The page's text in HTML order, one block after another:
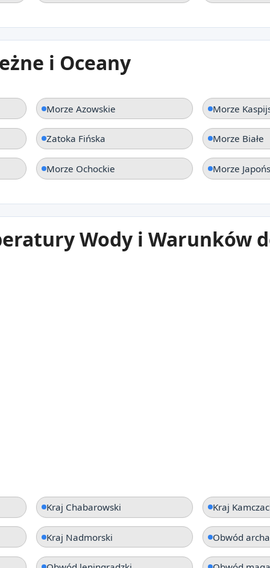
i Oceany
Morze Azowskie Morze
Zatoka Fińska Morze Białe
Morze Ochockie Morze
Wody i Warunków
Kraj Chabarowski Kraj
Kraj Nadmorski Obwód